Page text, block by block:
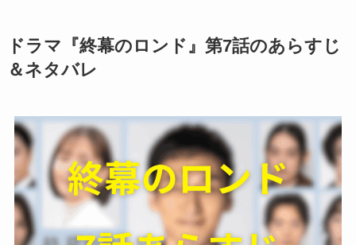
ドラマ『終幕のロンド』第7話のあらすじ
＆ネタバレ